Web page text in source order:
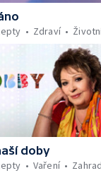
Zdraví
doby
Vaření